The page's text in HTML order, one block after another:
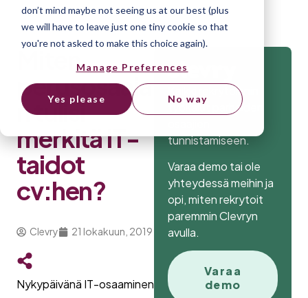
don’t mind maybe not seeing us at our best (plus
we will have to leave just one tiny cookie so that
you're not asked to make this choice again).
Manage Preferences
Yes please No way
Miten
perusosaaja
n tulisi
merkitä IT-
taidot
cv:hen?
Clevry 21 lokakuun, 2019
Nykypäivänä IT-osaaminen
Kaikki rekrytoinnin
työkalut parhaiden
tunnistamiseen.
Varaa demo tai ole
yhteydessä meihin ja
opi, miten rekrytoit
paremmin Clevryn
avulla.
Varaa
demo